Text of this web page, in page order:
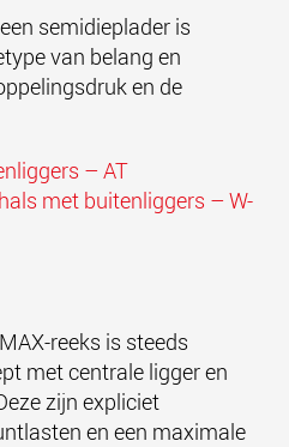
semidieplader is
van belang en
en de
– AT
met buitenliggers – W-
reeks is steeds
met centrale ligger en
zijn expliciet
en een maximale